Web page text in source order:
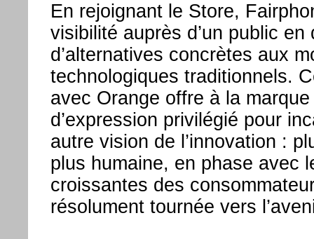
En rejoignant le Store,
visibilité auprès d’un public en
d’alternatives concrètes aux
technologiques traditionnels.
avec Orange offre à la
d’expression privilégié pour
autre vision de l’innovation :
plus humaine, en phase avec
croissantes des
résolument tournée vers